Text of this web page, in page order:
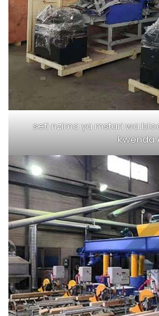
seti nzima ya mstari wa
kwenda